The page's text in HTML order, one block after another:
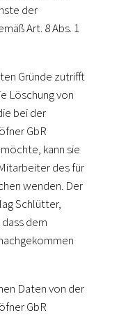
der
Art. 8 Abs. 1
Gründe zutrifft
Löschung von
bei der
GbR
kann sie
des für
wenden. Der
Schlütter,
dem
Daten von der
GbR